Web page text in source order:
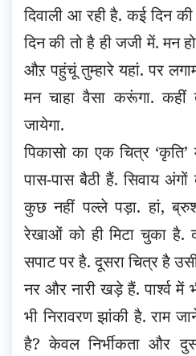
दिवाली आ रही है. कई दिन
दिन की तो है ही जजी में. मन
औऱ पहुंचूं तुम्हारे यहां. पर
मन चाहा वैसा करूंगा.
जायेगा.
पिकासो का एक चित्र
पास-पास बैठी हैं. सिवाय
कुछ नहीं पल्ले पड़ा. हां,
रेखाओं को ही मिटा चुका है.
सपाट पर है. दूसरा चित्र है
नर और नारी खड़े हैं. पार्श्व में
भी निरावरण झांकी है. राम
है? केवल निर्भीकता और